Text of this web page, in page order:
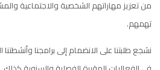
من تعزيز مهاراتهم الشخصية والاجتماعية
تهمهم.
نشجع طلبتنا على الانضمام إلى برامجنا